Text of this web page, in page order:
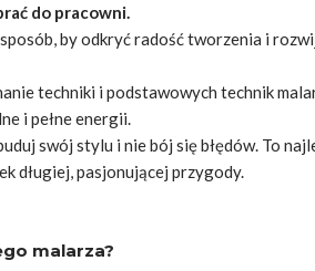
do pracowni.
by odkryć radość tworzenia i
techniki i podstawowych technik
i pełne energii.
swój stylu i nie bój się błędów. To
długiej, pasjonującej przygody.
malarza?